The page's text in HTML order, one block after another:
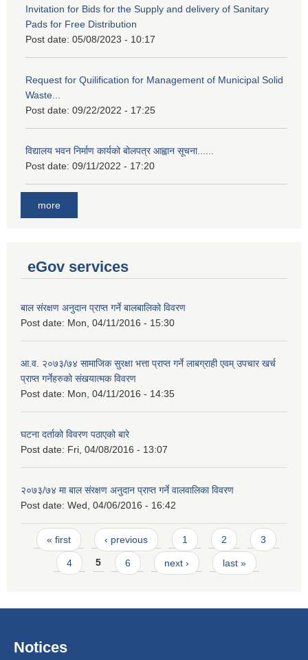
Invitation for Bids for the Supply and delivery of Sanitary
Pads for Free Distribution
Post date: 05/08/2023 - 10:17
Request for Quilification for Management of Municipal Solid
Waste...
Post date: 09/22/2022 - 17:25
विद्यालय भवन निर्माण कार्यको बोलपत्र आह्वान सूचना......
Post date: 09/11/2022 - 17:20
more
eGov services
बाल संरक्षण अनुदान प्राप्त गर्ने बालबालिको विवरण
Post date: Mon, 04/11/2016 - 15:30
आ.व. २०७३/७४ सामाजिक सुरक्षा भत्ता प्राप्त गर्ने लाबग्राही एवम् उपचार खर्च
प्राप्त गर्नेहरुको संखयात्मक विवरण
Post date: Mon, 04/11/2016 - 14:35
घटना दर्ताको विवरण पठाएको बारे
Post date: Fri, 04/08/2016 - 13:07
२०७३/७४ मा बाल संरक्षण अनुदान प्राप्त गर्ने वालवालिका विवरण
Post date: Wed, 04/06/2016 - 16:42
Pages
« first ‹ previous 1 2 3
4 5 6 next › last »
Notices